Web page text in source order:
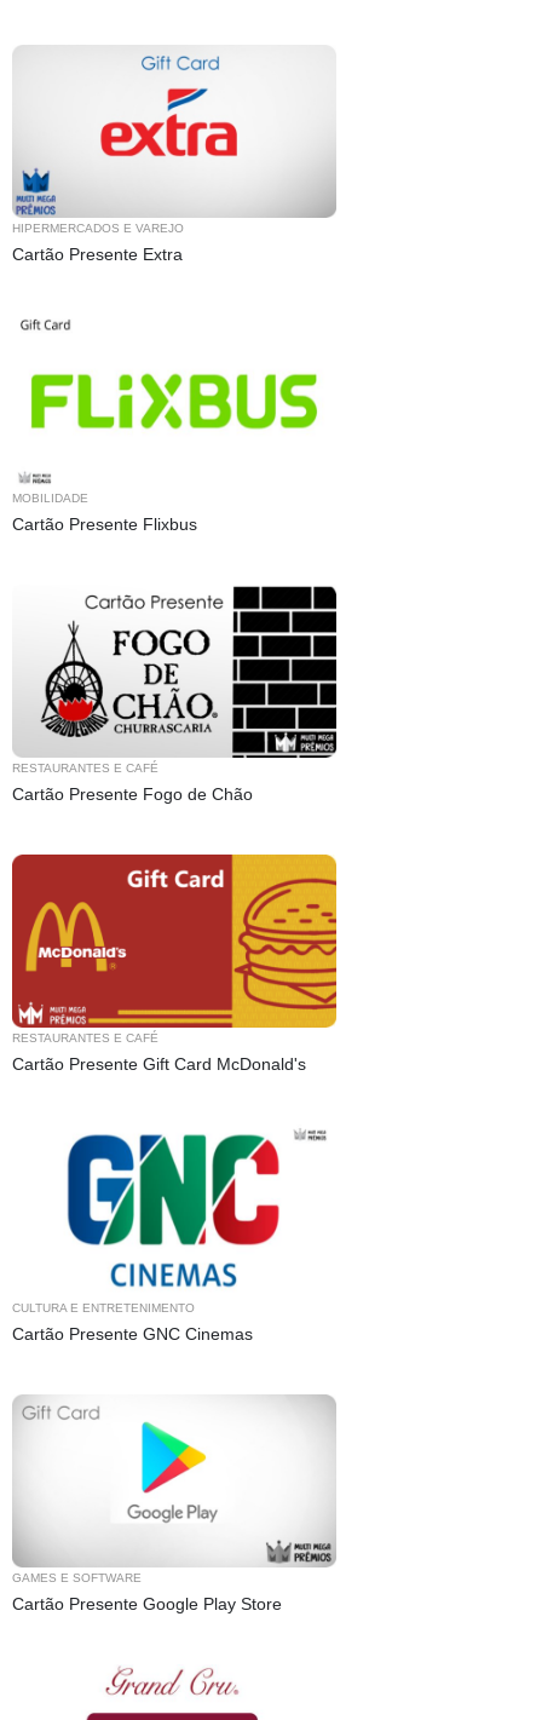
HIPERMERCADOS E VAREJO
Cartão Presente Extra
MOBILIDADE
Cartão Presente Flixbus
RESTAURANTES E CAFÉ
Cartão Presente Fogo de Chão
RESTAURANTES E CAFÉ
Cartão Presente Gift Card McDonald's
CULTURA E ENTRETENIMENTO
Cartão Presente GNC Cinemas
GAMES E SOFTWARE
Cartão Presente Google Play Store